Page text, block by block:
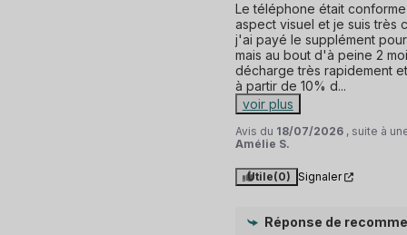
Le téléphone était
aspect visuel et je suis très
j'ai payé le supplément
mais au bout d'à peine 2
décharge très rapidement
à partir de 10% d...
voir plus
Avis du 18/07/2026 , suite à
Amélie S.
Utile(0) Signaler
Réponse de